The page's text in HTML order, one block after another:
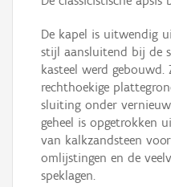
De kapel is uitwendig
stijl aansluitend bij de
kasteel werd gebouwd.
rechthoekige
sluiting onder
geheel is opgetrokken
van kalkzandsteen
omlijstingen en de
speklagen.